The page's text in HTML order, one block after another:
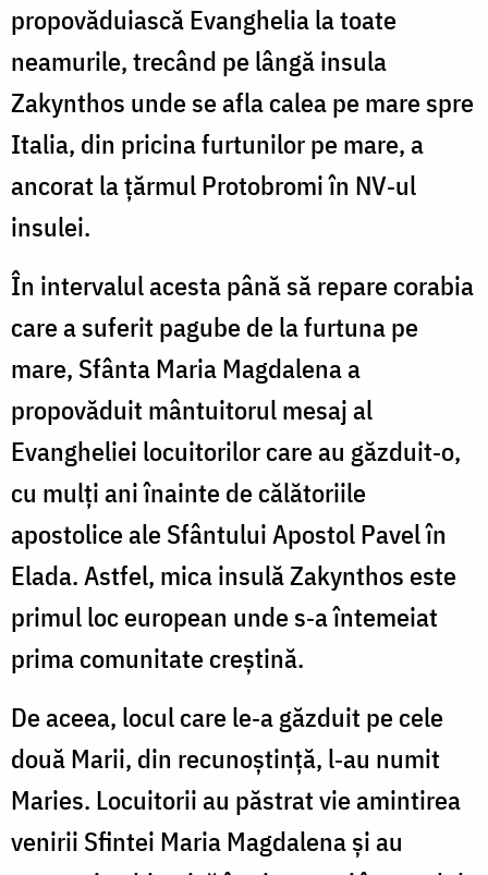
propovăduiască Evanghelia la toate
neamurile, trecând pe lângă insula
Zakynthos unde se afla calea pe mare spre
Italia, din pricina furtunilor pe mare, a
ancorat la țărmul Protobromi în NV‐ul
insulei.
În intervalul acesta până să repare corabia
care a suferit pagube de la furtuna pe
mare, Sfânta Maria Magdalena a
propovăduit mântuitorul mesaj al
Evangheliei locuitorilor care au găzduit‐o,
cu mulți ani înainte de călătoriile
apostolice ale Sfântului Apostol Pavel în
Elada. Astfel, mica insulă Zakynthos este
primul loc european unde s‐a întemeiat
prima comunitate creștină.
De aceea, locul care le‐a găzduit pe cele
două Marii, din recunoștință, l‐au numit
Maries. Locuitorii au păstrat vie amintirea
venirii Sfintei Maria Magdalena și au